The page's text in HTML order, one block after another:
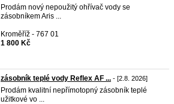
Prodám nový nepoužitý ohřívač vody se
zásobníkem Aris ...
Kroměříž - 767 01
1 800 Kč
zásobník teplé vody Reflex AF ... - [2.8. 2026]
Prodám kvalitní nepřímotopný zásobník teplé
užitkové vo ...